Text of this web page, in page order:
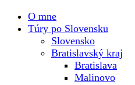
O mne
Túry po Slovensku
Slovensko
Bratislavský kraj
Bratislava
Malinovo